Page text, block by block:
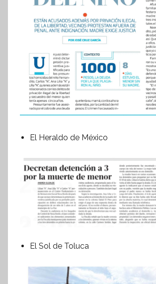
El Heraldo de México
El Sol de Toluca